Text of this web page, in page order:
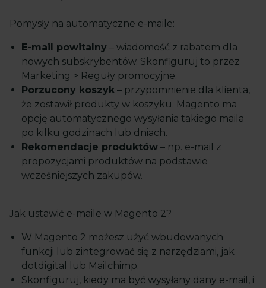
Pomysły na automatyczne e-maile:
E-mail powitalny – wiadomość z rabatem dla
nowych subskrybentów. Skonfiguruj to przez
Marketing > Reguły promocyjne.
Porzucony koszyk – przypomnienie dla klienta,
że zostawił produkty w koszyku. Magento ma
opcję automatycznego wysyłania takiego maila
po kilku godzinach lub dniach.
Rekomendacje produktów – np. e-mail z
propozycjami produktów na podstawie
wcześniejszych zakupów.
Jak ustawić e-maile w Magento 2?
W Magento 2 możesz użyć wbudowanych
funkcji lub zintegrować się z narzędziami, jak
dotdigital lub Mailchimp.
Skonfiguruj, kiedy ma być wysyłany dany e-mail, i